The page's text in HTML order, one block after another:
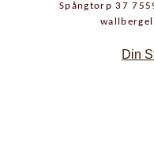
Spångtorp 37
Din